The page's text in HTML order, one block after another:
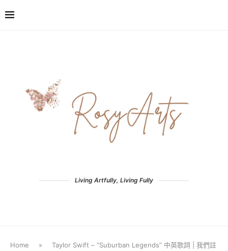
Living Artfully, Living Fully
Home »
Taylor Swift – “Suburban Legends” 中英歌詞 | 我們註